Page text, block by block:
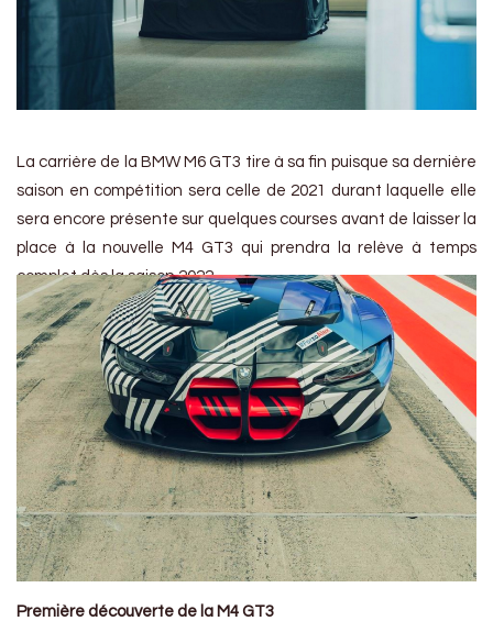
La carrière de la BMW M6 GT3 tire à sa fin puisque sa dernière
saison en compétition sera celle de 2021 durant laquelle elle
sera encore présente sur quelques courses avant de laisser la
place à la nouvelle M4 GT3 qui prendra la relève à temps
complet dès la saison 2022.
Première découverte de la M4 GT3